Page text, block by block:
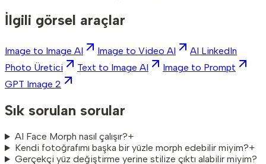
İlgili görsel araçlar
Image to Image AI Image to Video AI
AI LinkedIn
Photo Üretici
Text to Image AI
Image to Prompt
GPT Image 2
Sık sorulan sorular
AI Face Morph nasıl çalışır?+
Kendi fotoğrafımı başka bir yüzle morph edebilir miyim?+
Gerçekçi yüz değiştirme yerine stilize çıktı alabilir miyim?